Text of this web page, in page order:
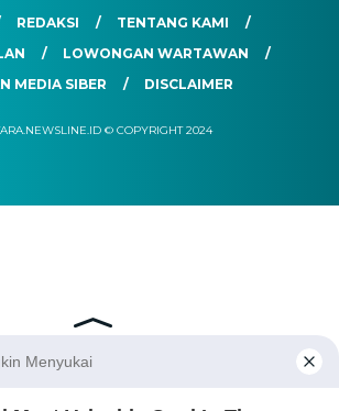
REDAKSI
TENTANG KAMI
LOWONGAN WARTAWAN
MEDIA SIBER
DISCLAIMER
© COPYRIGHT 2024